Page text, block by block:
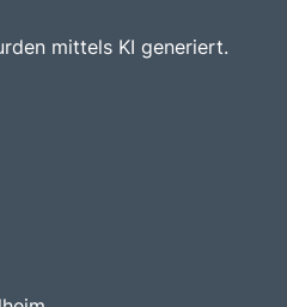
mittels KI generiert.